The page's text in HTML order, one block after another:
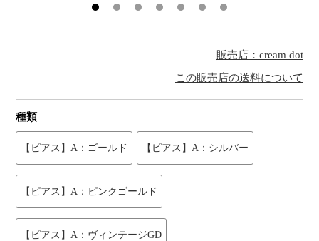
販売店：cream dot
この販売店の送料について
種類
【ピアス】A：ゴールド 【ピアス】A：シルバー
【ピアス】A：ピンクゴールド
【ピアス】A：ヴィンテージGD